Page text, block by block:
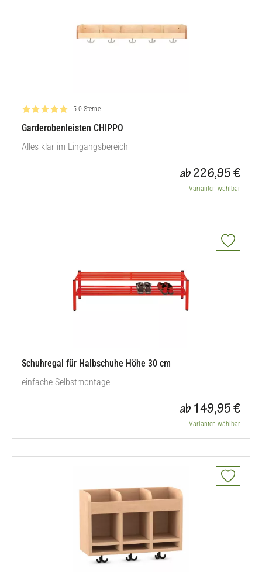
Bewertung: 5.0 von 5
5.0 Sterne
Garderobenleisten CHIPPO
Alles klar im Eingangsbereich
ab 226,95 €
Varianten wählbar
Schuhregal für Halbschuhe Höhe 30 cm
einfache Selbstmontage
ab 149,95 €
Varianten wählbar